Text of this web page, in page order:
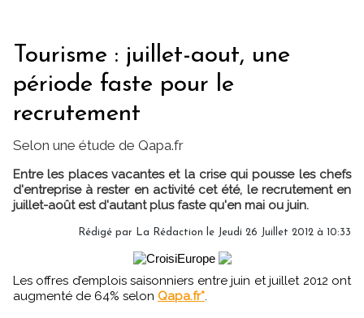
Tourisme : juillet-aout, une
période faste pour le
recrutement
Selon une étude de Qapa.fr
Entre les places vacantes et la crise qui pousse les chefs
d'entreprise à rester en activité cet été, le recrutement en
juillet-août est d'autant plus faste qu'en mai ou juin.
Rédigé par La Rédaction le Jeudi 26 Juillet 2012 à 10:33
Les offres d’emplois saisonniers entre juin et juillet 2012 ont
augmenté de 64% selon Qapa.fr*